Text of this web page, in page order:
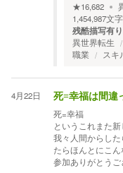
★16,682
1,454,987文字
残酷描写有り
異世界転生
職業
スキ
4月22日 死=幸福は間違
死=幸福
というこれまた新
我々人間からし
たらほんとにこ
参加ありがとうご